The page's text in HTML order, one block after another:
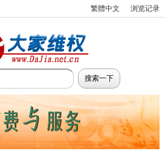
繁體中文 浏览记录